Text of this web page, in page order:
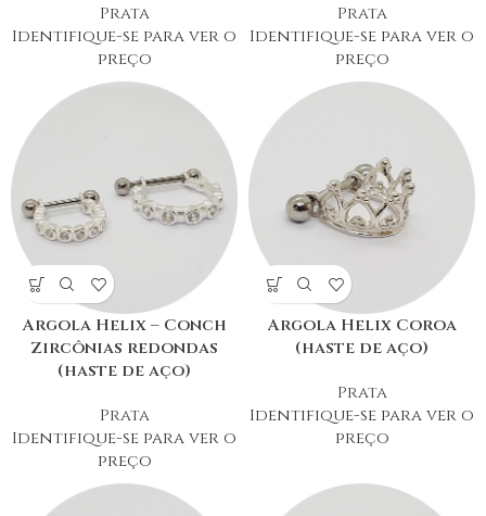
Prata
Identifique-se para ver o
preço
Prata
Identifique-se para ver o
preço
Argola Helix – Conch
Zircônias redondas
(haste de aço)
Prata
Identifique-se para ver o
preço
Argola Helix Coroa
(haste de aço)
Prata
Identifique-se para ver o
preço